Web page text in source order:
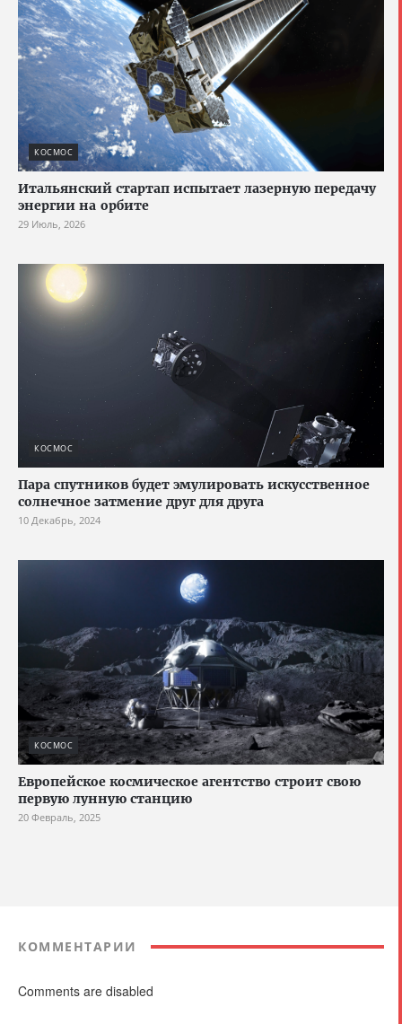
КОСМОС
Итальянский стартап испытает лазерную передачу
энергии на орбите
29 Июль, 2026
КОСМОС
Пара спутников будет эмулировать искусственное
солнечное затмение друг для друга
10 Декабрь, 2024
КОСМОС
Европейское космическое агентство строит свою
первую лунную станцию
20 Февраль, 2025
КОММЕНТАРИИ
Comments are disabled